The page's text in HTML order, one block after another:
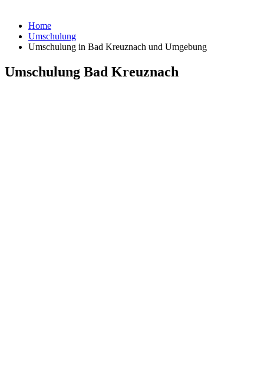
Home
Umschulung
Umschulung in Bad Kreuznach und Umgebung
Umschulung Bad Kreuznach